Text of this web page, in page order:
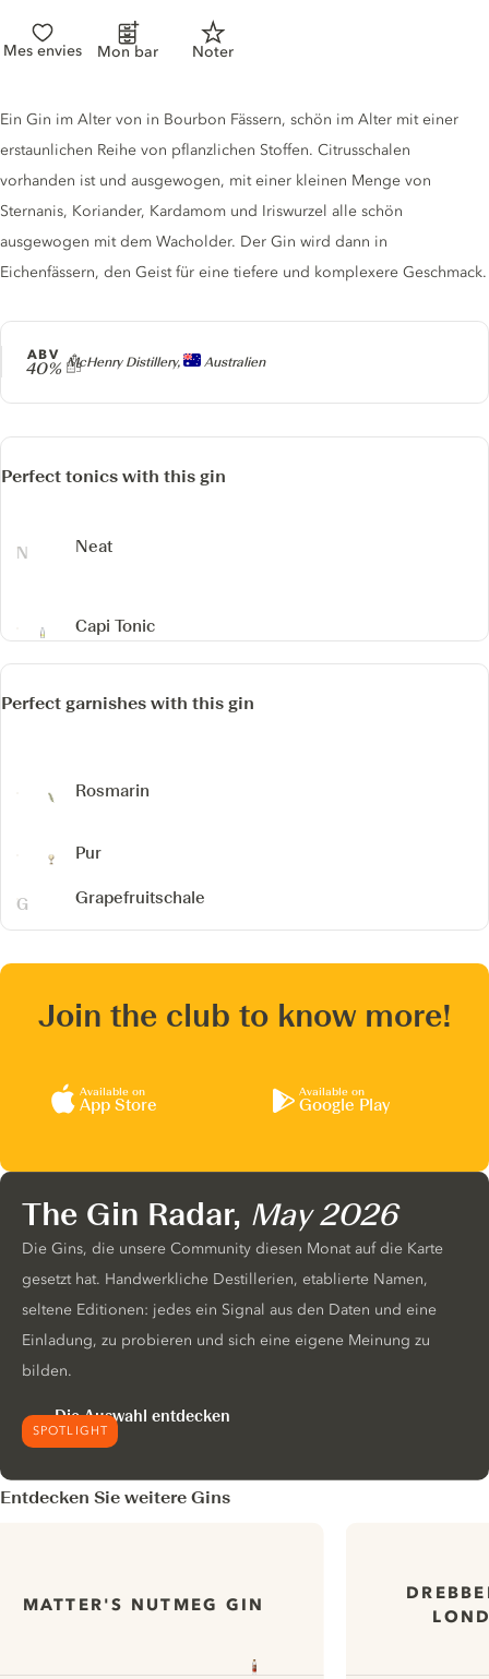
Mes envies Mon bar Noter
Producer
McHenry Distillery, Australien
ABV
40%
Gin description
Ein Gin im Alter von in Bourbon Fässern, schön im Alter mit einer
erstaunlichen Reihe von pflanzlichen Stoffen. Citrusschalen
vorhanden ist und ausgewogen, mit einer kleinen Menge von
Sternanis, Koriander, Kardamom und Iriswurzel alle schön
ausgewogen mit dem Wacholder. Der Gin wird dann in
Eichenfässern, den Geist für eine tiefere und komplexere Geschmack.
Perfect tonics with this gin
Neat
Capi Tonic
Perfect garnishes with this gin
Rosmarin
Pur
Grapefruitschale
Join the club to know more!
Available on
App Store
Available on
Google Play
SPOTLIGHT
The Gin Radar, May 2026
Die Gins, die unsere Community diesen Monat auf die Karte
gesetzt hat. Handwerkliche Destillerien, etablierte Namen,
seltene Editionen: jedes ein Signal aus den Daten und eine
Einladung, zu probieren und sich eine eigene Meinung zu
bilden.
Die Auswahl entdecken
Entdecken Sie weitere Gins
MATTER'S NUTMEG GIN